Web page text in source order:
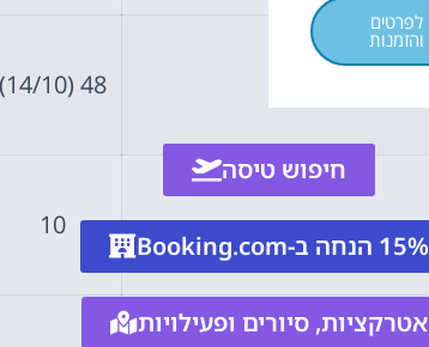
48 (14/10)
10
לפרטים
והזמנות
חיפוש טיסה
15% הנחה ב-Booking.com
אטרקציות, סיורים ופעילויות